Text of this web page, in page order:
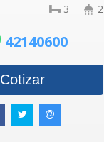
2
3
42140600
Cotizar